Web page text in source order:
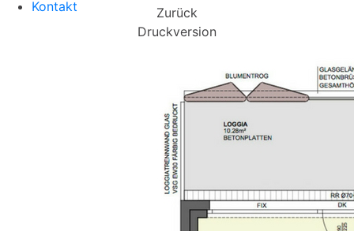
Kontakt
Zurück
Druckversion